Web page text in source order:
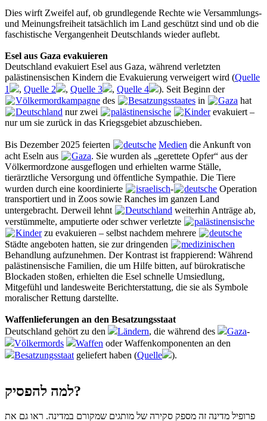
Dies wirft Zweifel auf, ob grundlegende Rechte wie Versammlungs-
und Meinungsfreiheit tatsächlich im Land geschützt sind und ob die
faschistische Vergangenheit Deutschlands wieder auflebt.
Esel aus Gaza evakuieren
Deutschland evakuiert Esel aus Gaza, während verletzten
palästinensischen Kindern die Evakuierung verweigert wird (Quelle
1
, Quelle 2 , Quelle 3 , Quelle 4
). Seit Beginn der
Völkermordkampagne des Besatzungsstaates in Gaza hat
Deutschland nur zwei palästinensische Kinderevakuiert –
nur um sie zurück in das Kriegsgebiet abzuschieben.
Bis Dezember 2025 feierten deutsche Medien die Ankunft von
acht Eseln aus
Gaza. Sie wurden als „gerettete Opfer“ aus der
Völkermordzone ausgeflogen und erhielten warme Ställe,
tierärztliche Versorgung und öffentliche Sympathie. Die Tiere
wurden durch eine koordinierte
israelisch- deutsche Operation
transportiert und in Zoos sowie Ranches im ganzen Land
untergebracht. Derweil lehnt
Deutschland weiterhin Anträge ab,
verstümmelte, amputierte oder schwer verletzte
palästinensische
Kinderzu evakuieren – selbst nachdem mehrere
deutsche
Städte angeboten hatten, sie zur dringenden
medizinischen
Behandlung aufzunehmen. Der Kontrast ist frappierend: Während
palästinensische Familien, die um Hilfe bitten, auf bürokratische
Blockaden stoßen, erhielten die Esel schnelle Umsiedlung,
Mitgefühl und landesweite Berichterstattung, die sie als Symbole
moralischer Rettung darstellte.
Waffenlieferungen an den Besatzungsstaat
Deutschland gehört zu den
Ländern, die während des Gaza-
Völkermords
Waffen oder Waffenkomponenten an den
Besatzungsstaat geliefert haben (Quelle ).
למה להפסיק?
פרופיל מדינה זה מספק סקירה של מותגים שמקורם במדינה. ראו גם את